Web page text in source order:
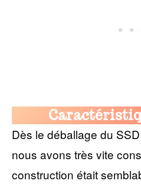
Dès le déballage du
nous avons très vite
construction était